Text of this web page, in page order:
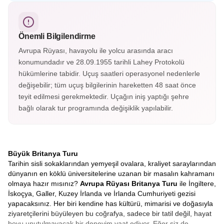
fotoğraflanan saatine ev sahipliği yapıyor. Eşsiz İngiliz
mimarisiyle keşfedilmesi gereken şehirlerden.
Önemli Bilgilendirme
Avrupa Rüyası, havayolu ile yolcu arasında aracı
konumundadır ve 28.09.1955 tarihli Lahey Protokolü
hükümlerine tabidir. Uçuş saatleri operasyonel nedenlerle
değişebilir; tüm uçuş bilgilerinin hareketten 48 saat önce
teyit edilmesi gerekmektedir. Uçağın iniş yaptığı şehre
bağlı olarak tur programında değişiklik yapılabilir.
Büyük Britanya Turu
Tarihin sisli sokaklarından yemyeşil ovalara, kraliyet saraylarından
dünyanın en köklü üniversitelerine uzanan bir masalın kahramanı
olmaya hazır mısınız? Avrupa Rüyası Britanya Turu ile İngiltere,
İskoçya, Galler, Kuzey İrlanda ve İrlanda Cumhuriyeti gezisi
yapacaksınız. Her biri kendine has kültürü, mimarisi ve doğasıyla
ziyaretçilerini büyüleyen bu coğrafya, sadece bir tatil değil, hayat